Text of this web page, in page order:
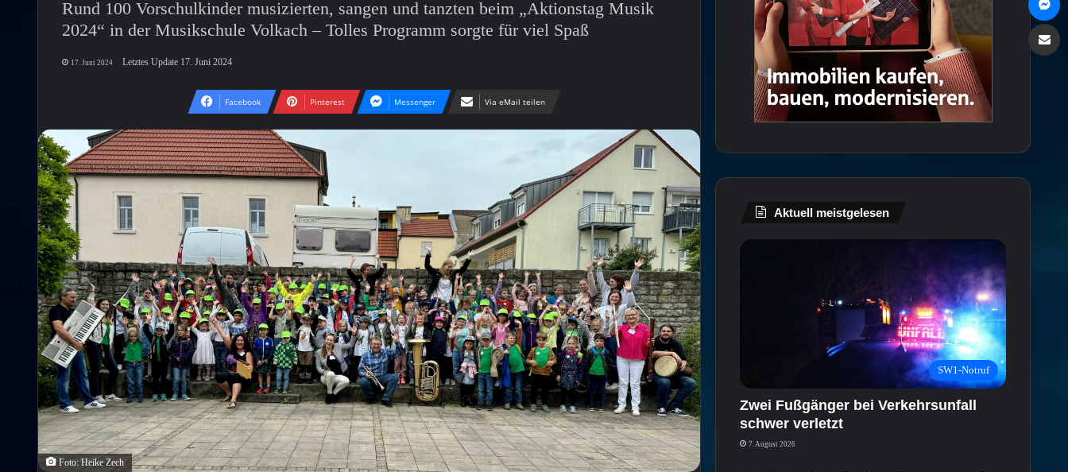
Rund 100 Vorschulkinder musizierten, sangen und tanzten beim „Aktionstag Musik
2024“ in der Musikschule Volkach – Tolles Programm sorgte für viel Spaß
17. Juni 2024 Letztes Update 17. Juni 2024
Facebook Pinterest Messenger Via eMail teilen
Foto: Heike Zech
Aktuell meistgelesen
SW1-Notruf
Zwei Fußgänger bei Verkehrsunfall
schwer verletzt
7. August 2026